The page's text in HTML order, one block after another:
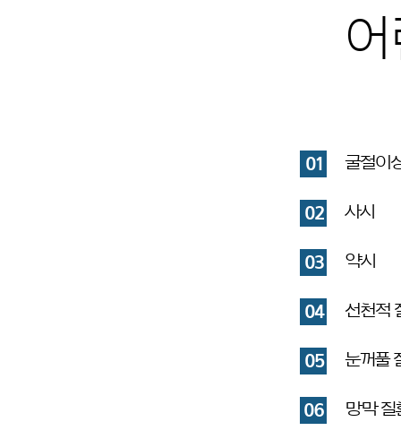
01 굴절이
02 사시
03 약시
04 선천적
05 눈꺼풀
06 망막 질